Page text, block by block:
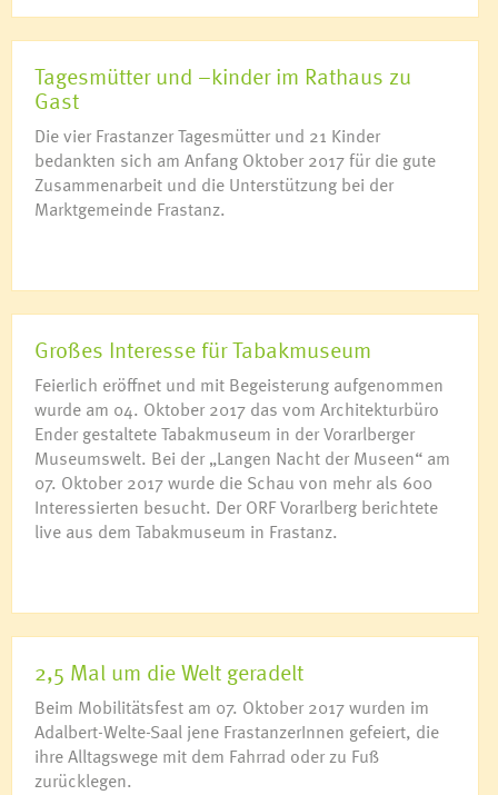
Tagesmütter und –kinder im Rathaus zu
Gast
Die vier Frastanzer Tagesmütter und 21 Kinder
bedankten sich am Anfang Oktober 2017 für die gute
Zusammenarbeit und die Unterstützung bei der
Marktgemeinde Frastanz.
Großes Interesse für Tabakmuseum
Feierlich eröffnet und mit Begeisterung aufgenommen
wurde am 04. Oktober 2017 das vom Architekturbüro
Ender gestaltete Tabakmuseum in der Vorarlberger
Museumswelt. Bei der „Langen Nacht der Museen“ am
07. Oktober 2017 wurde die Schau von mehr als 600
Interessierten besucht. Der ORF Vorarlberg berichtete
live aus dem Tabakmuseum in Frastanz.
2,5 Mal um die Welt geradelt
Beim Mobilitätsfest am 07. Oktober 2017 wurden im
Adalbert-Welte-Saal jene FrastanzerInnen gefeiert, die
ihre Alltagswege mit dem Fahrrad oder zu Fuß
zurücklegen.